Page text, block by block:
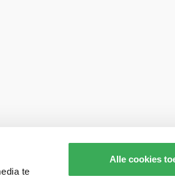
te
Alle cookies